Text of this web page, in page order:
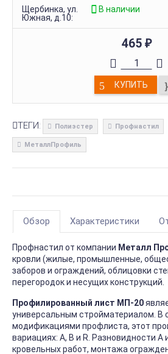
Щербинка, ул.
Южная, д.10:
В наличии
465 ₽
КУПИТЬ
ТЕГИ: Полиэстер Профнастил
МеталлПрофиль
Обзор Характеристики
Профнастил от компании Металл
кровли (жилые, промышленные,
заборов и ограждений, облицовки
перегородок и несущих конструкций.
Профилированный лист МП-20
универсальным стройматериалом. В
модификациями профлиста, этот
вариациях: А, В и R. Разновидности
кровельных работ, монтажа